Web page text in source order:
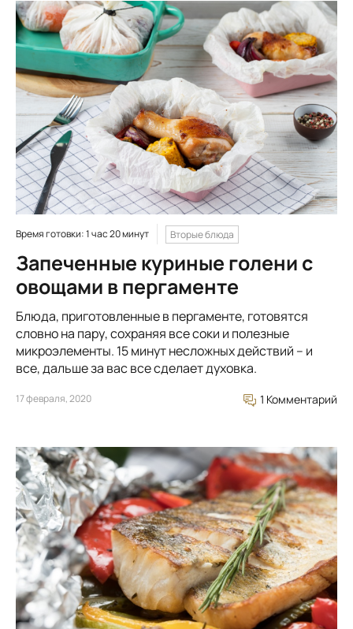
Время готовки: 1 час 20 минут Вторые блюда
Запеченные куриные голени с
овощами в пергаменте
Блюда, приготовленные в пергаменте, готовятся
словно на пару, сохраняя все соки и полезные
микроэлементы. 15 минут несложных действий – и
все, дальше за вас все сделает духовка.
17 февраля, 2020 1 Комментарий